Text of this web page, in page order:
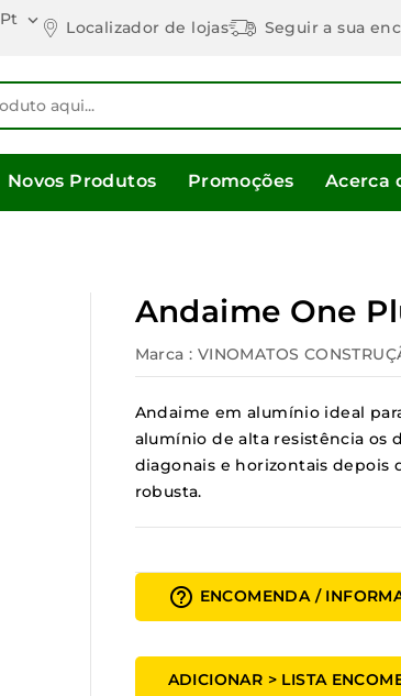
Pt  Localizador de lojas Seguir a sua
Novos Produtos Promoções Acerca
Andaime One
Marca : VINOMATOS
Andaime em alumínio ideal
alumínio de alta resistência os
diagonais e horizontais depois
robusta.
help_outline ENCOMENDA /
ADICIONAR > LISTA